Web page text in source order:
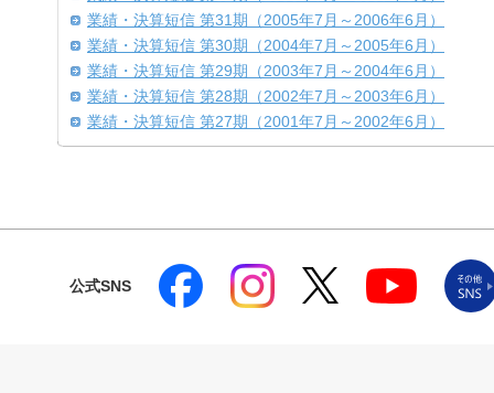
業績・決算短信 第31期（2005年7月～2006年6月）
業績・決算短信 第30期（2004年7月～2005年6月）
業績・決算短信 第29期（2003年7月～2004年6月）
業績・決算短信 第28期（2002年7月～2003年6月）
業績・決算短信 第27期（2001年7月～2002年6月）
公式SNS